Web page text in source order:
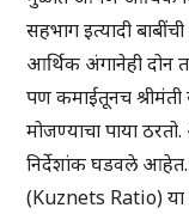
सहभाग इत्यादी
आर्थिक अंगानेही दोन
पण कमाईतूनच श्रीमंती
मोजण्याचा पाया
निर्देशांक घडवले आहेत.
(Kuznets Ratio) या